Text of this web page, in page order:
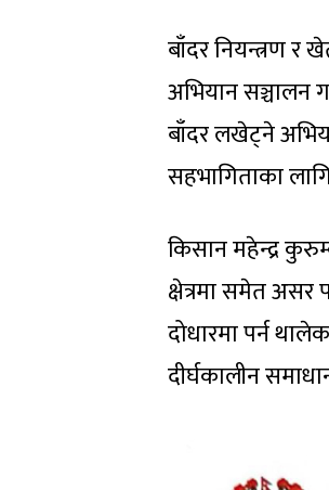
बाँदर नियन्त्रण र
अभियान सञ्चालन
बाँदर लखेट्ने
सहभागिताका
किसान महेन्द्र
क्षेत्रमा समेत असर
दोधारमा पर्न
दीर्घकालीन